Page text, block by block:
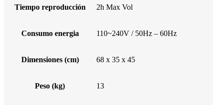
Tiempo reproducción 2h Max Vol
Consumo energia 110~240V / 50Hz – 60Hz
Dimensiones (cm) 68 x 35 x 45
Peso (kg) 13